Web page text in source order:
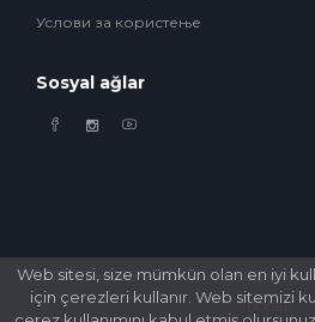
Web sitesi, size mümkün olan en iyi
için çerezleri kullanır. Web sitemizi
Услови за користење
Sosyal ağlar
© 2026 Ledikom Mobile Store. All Rights
DOOEL